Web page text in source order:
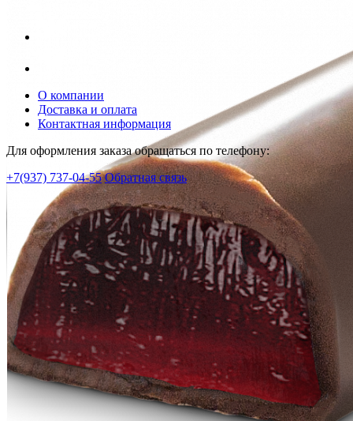
О компании
Доставка и оплата
Контактная информация
Для оформления заказа обращаться по телефону:
+7(937) 737-04-55 Обратная связь